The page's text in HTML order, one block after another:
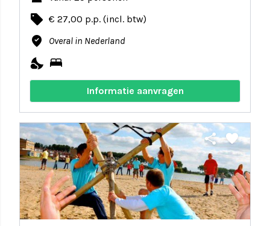
local_offer € 27,00 p.p. (incl. btw)
where_to_vote Overal in Nederland
nights_stay bed
Informatie aanvragen
share favorite